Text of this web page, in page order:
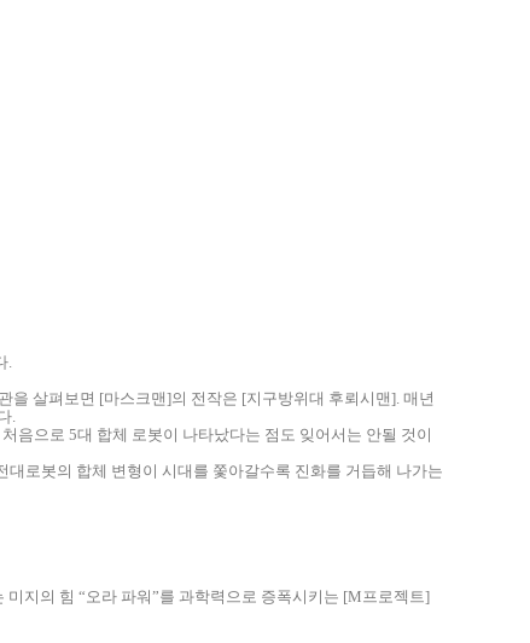
.
을 살펴보면 [마스크맨]의 전작은 [지구방위대 후뢰시맨]. 매년
.
음으로 5대 합체 로봇이 나타났다는 점도 잊어서는 안될 것이
로봇의 합체 변형이 시대를 쫓아갈수록 진화를 거듭해 나가는
지의 힘 “오라 파워”를 과학력으로 증폭시키는 [M프로젝트]